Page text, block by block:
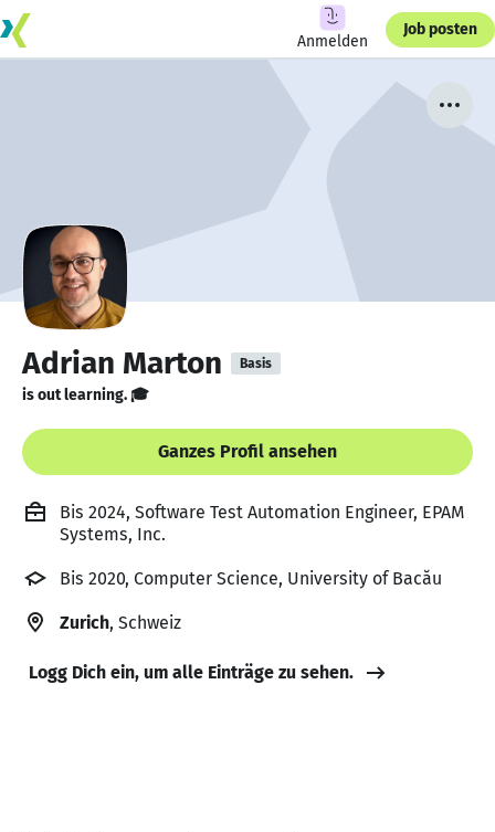
Anmelden
Job posten
Adrian Marton Basis
is out learning. 🎓
Ganzes Profil ansehen
Bis 2024, Software Test Automation Engineer, EPAM
Systems, Inc.
Bis 2020, Computer Science, University of Bacău
Zurich, Schweiz
Logg Dich ein, um alle Einträge zu sehen.